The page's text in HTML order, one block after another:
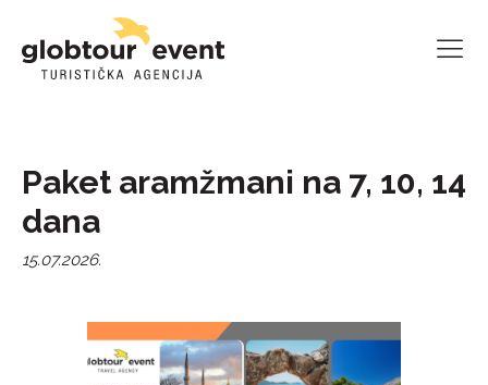
Paket aramžmani na 7, 10, 14
dana
15.07.2026.